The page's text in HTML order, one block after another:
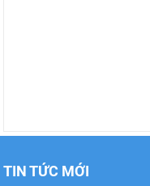
TIN TỨC MỚI